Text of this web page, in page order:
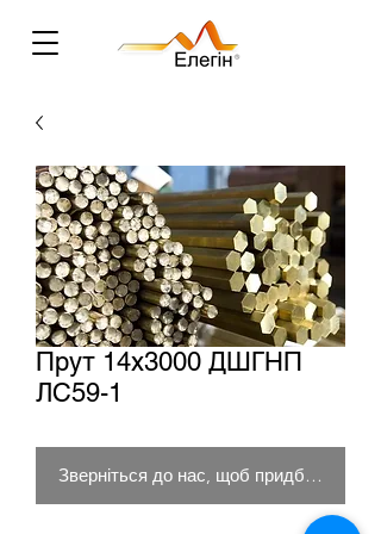
Прут 14х3000 ДШГНП
ЛС59-1
Зверніться до нас, щоб придбати товар